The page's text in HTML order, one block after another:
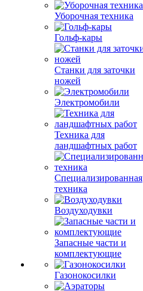
Уборочная техника
Гольф-кары
Станки для заточки
ножей
Электромобили
Техника для
ландшафтных работ
Специализированная
техника
Воздуходувки
Запасные части и
комплектующие
Газонокосилки